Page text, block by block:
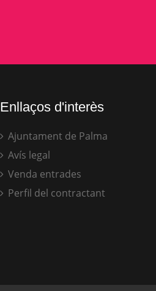
Enllaços d'interès
Ajuntament de Palma
Avís legal
Venda entrades
Perfil del contractant